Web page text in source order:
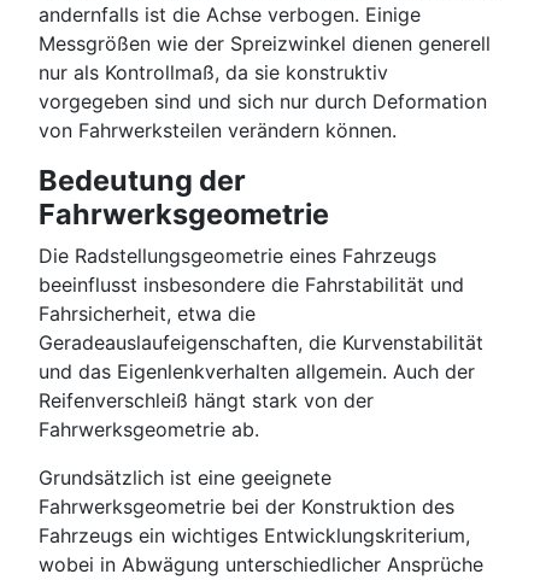
andernfalls ist die Achse verbogen. Einige
Messgrößen wie der Spreizwinkel dienen generell
nur als Kontrollmaß, da sie konstruktiv
vorgegeben sind und sich nur durch Deformation
von Fahrwerksteilen verändern können.
Bedeutung der
Fahrwerksgeometrie
Die Radstellungsgeometrie eines Fahrzeugs
beeinflusst insbesondere die Fahrstabilität und
Fahrsicherheit, etwa die
Geradeauslaufeigenschaften, die Kurvenstabilität
und das Eigenlenkverhalten allgemein. Auch der
Reifenverschleiß hängt stark von der
Fahrwerksgeometrie ab.
Grundsätzlich ist eine geeignete
Fahrwerksgeometrie bei der Konstruktion des
Fahrzeugs ein wichtiges Entwicklungskriterium,
wobei in Abwägung unterschiedlicher Ansprüche